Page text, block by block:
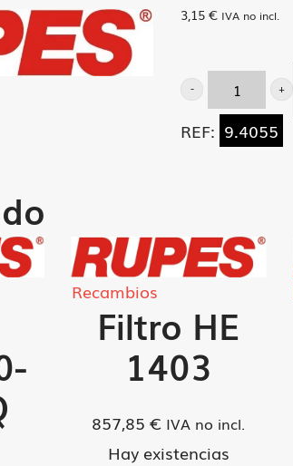
3,15 € IVA no incl.
Anillo
elastico
REF: 9.4055
Recambios
Filtro HE
1403
857,85€ IVA no incl.
Hay existencias